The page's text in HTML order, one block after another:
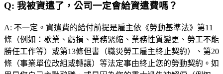
Q: 我被資遣了，公司一定會給資遣費嗎？
A: 不一定。資遣費的給付前提是雇主依《勞動基準法》第11
條（例如：歇業、虧損、業務緊縮、業務性質變更、勞工不能
勝任工作等）或第13條但書（職災勞工雇主終止契約）、第20
條（事業單位改組或轉讓）等法定事由終止您的勞動契約。如